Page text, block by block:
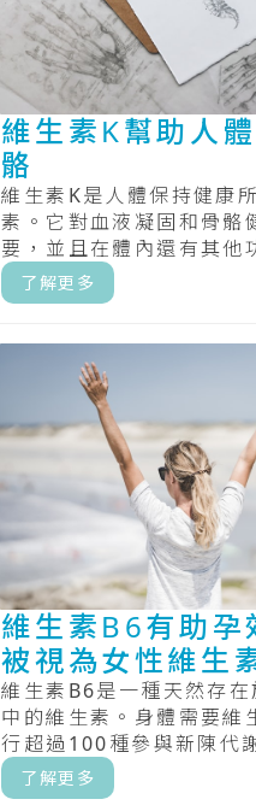
維生素K幫助人
骼
維生素K是人體保持健康
素。它對血液凝固和骨骼
要，並且在體內還有其他
體的健康。.....
了解更多
維生素B6有助孕
被視為女性維生
維生素B6是一種天然存在
中的維生素。身體需要維
行超過100種參與新陳代
維生素B6還參與懷孕和嬰
大.....
了解更多